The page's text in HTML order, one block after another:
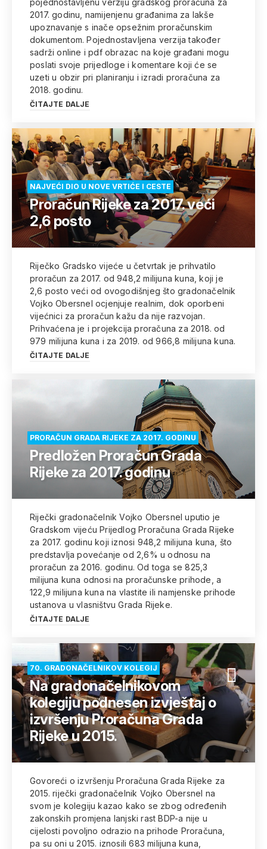
pojednostavljenu verziju gradskog proračuna za
2017. godinu, namijenjenu građanima za lakše
upoznavanje s inače opsežnim proračunskim
dokumentom. Pojednostavljena verzija također
sadrži online i pdf obrazac na koje građani mogu
poslati svoje prijedloge i komentare koji će se
uzeti u obzir pri planiranju i izradi proračuna za
2018. godinu.
ČITAJTE DALJE
NAJVEĆI DIO U NOVE VRTIĆE I CESTE
Proračun Rijeke za 2017. veći
2,6 posto
Riječko Gradsko vijeće u četvrtak je prihvatilo
proračun za 2017. od 948,2 milijuna kuna, koji je
2,6 posto veći od ovogodišnjeg što gradonačelnik
Vojko Obersnel ocjenjuje realnim, dok oporbeni
vijećnici za proračun kažu da nije razvojan.
Prihvaćena je i projekcija proračuna za 2018. od
979 milijuna kuna i za 2019. od 966,8 milijuna kuna.
ČITAJTE DALJE
PRORAČUN GRADA RIJEKE ZA 2017. GODINU
Predložen Proračun Grada
Rijeke za 2017. godinu
Riječki gradonačelnik Vojko Obersnel uputio je
Gradskom vijeću Prijedlog Proračuna Grada Rijeke
za 2017. godinu koji iznosi 948,2 milijuna kuna, što
predstavlja povećanje od 2,6% u odnosu na
proračun za 2016. godinu. Od toga se 825,3
milijuna kuna odnosi na proračunske prihode, a
122,9 milijuna kuna na vlastite ili namjenske prihode
ustanova u vlasništvu Grada Rijeke.
ČITAJTE DALJE
70. GRADONAČELNIKOV KOLEGIJ
Na gradonačelnikovom
kolegiju podnesen izvještaj o
izvršenju Proračuna Grada
Rijeke u 2015.
Govoreći o izvršenju Proračuna Grada Rijeke za
2015. riječki gradonačelnik Vojko Obersnel na
svom je kolegiju kazao kako se zbog određenih
zakonskih promjena lanjski rast BDP-a nije u
cijelosti povoljno odrazio na prihode Proračuna,
pa su oni u 2015. iznosili 683 milijuna kuna,